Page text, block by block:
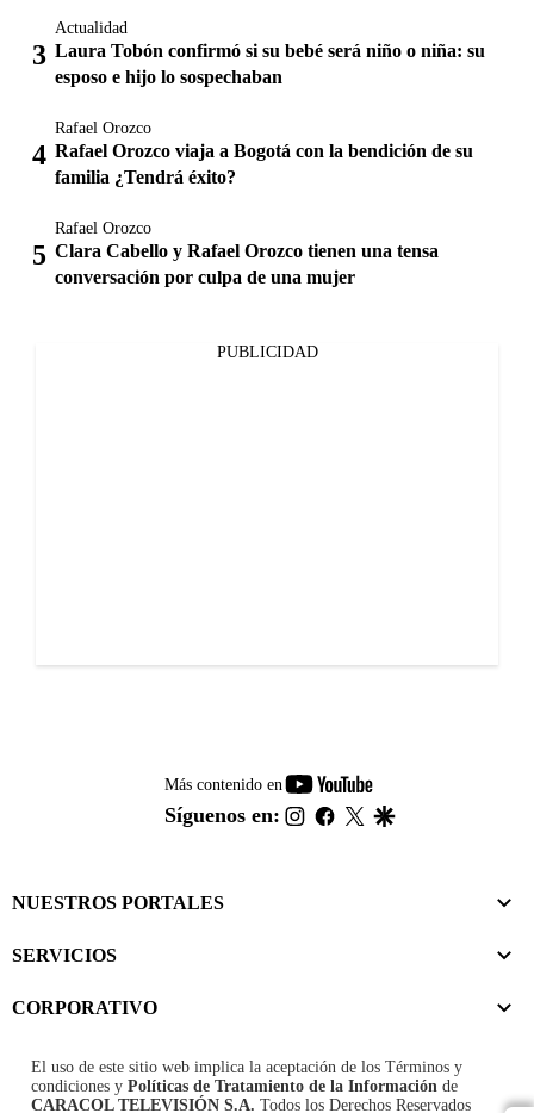
Actualidad
Laura Tobón confirmó si su bebé será niño o niña: su
esposo e hijo lo sospechaban
Rafael Orozco
Rafael Orozco viaja a Bogotá con la bendición de su
familia ¿Tendrá éxito?
Rafael Orozco
Clara Cabello y Rafael Orozco tienen una tensa
conversación por culpa de una mujer
PUBLICIDAD
Más contenido en
youtube-
footer
Síguenos en: instagram
facebook
twitter
NUESTROS PORTALES
SERVICIOS
CORPORATIVO
El uso de este sitio web implica la aceptación de los Términos y
condiciones y Políticas de Tratamiento de la Información de
CARACOL TELEVISIÓN S.A. Todos los Derechos Reservados